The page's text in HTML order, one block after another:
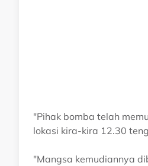
"Pihak bomba telah
lokasi kira-kira 12.30
"Mangsa kemudiannya